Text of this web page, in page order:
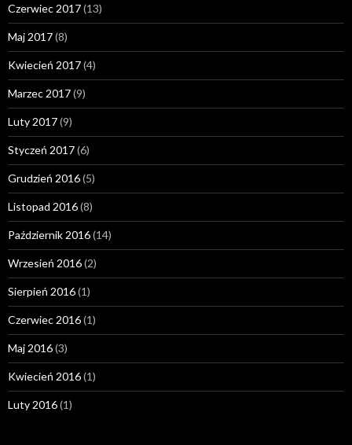
Czerwiec 2017(13)
Maj 2017(8)
Kwiecień 2017(4)
Marzec 2017(9)
Luty 2017(9)
Styczeń 2017(6)
Grudzień 2016(5)
Listopad 2016(8)
Październik 2016(14)
Wrzesień 2016(2)
Sierpień 2016(1)
Czerwiec 2016(1)
Maj 2016(3)
Kwiecień 2016(1)
Luty 2016(1)